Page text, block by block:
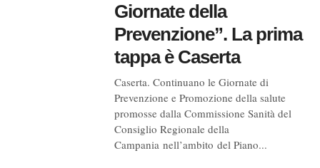
Giornate della
Prevenzione”. La prima
tappa è Caserta
Caserta. Continuano le Giornate di
Prevenzione e Promozione della salute
promosse dalla Commissione Sanità del
Consiglio Regionale della
Campania nell’ambito del Piano...